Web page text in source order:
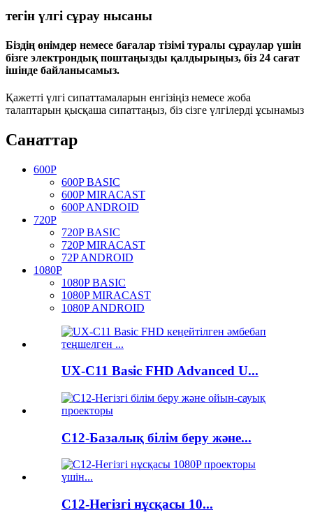
тегін үлгі сұрау нысаны
Біздің өнімдер немесе бағалар тізімі туралы сұраулар үшін
бізге электрондық поштаңызды қалдырыңыз, біз 24 сағат
ішінде байланысамыз.
Қажетті үлгі сипаттамаларын енгізіңіз немесе жоба
талаптарын қысқаша сипаттаңыз, біз сізге үлгілерді ұсынамыз
Санаттар
600P
600P BASIC
600P MIRACAST
600P ANDROID
720P
720P BASIC
720P MIRACAST
72P ANDROID
1080P
1080P BASIC
1080P MIRACAST
1080P ANDROID
UX-C11 Basic FHD Advanced U...
C12-Базалық білім беру және...
C12-Негізгі нұсқасы 10...